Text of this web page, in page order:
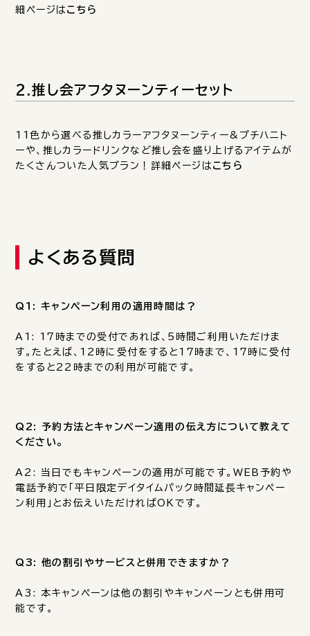
細ページは こちら
2.推し会アフタヌーンティーセット
11色から選べる推しカラーアフタヌーンティー&プチハニト
ーや、推しカラードリンクなど推し会を盛り上げるアイテムが
たくさんついた人気プラン！詳細ページは こちら
よくある質問
Q1: キャンペーン利用の適用時間は？
A1: 17時までの受付であれば、5時間ご利用いただけま
す。たとえば、12時に受付をすると17時まで、17時に受付
をすると22時までの利用が可能です。
Q2: 予約方法とキャンペーン適用の伝え方について教えて
ください。
A2: 当日でもキャンペーンの適用が可能です。WEB予約や
電話予約で「平日限定デイタイムパック時間延長キャンペー
ン利用」とお伝えいただければOKです。
Q3: 他の割引やサービスと併用できますか？
A3: 本キャンペーンは他の割引やキャンペーンとも併用可
能です。